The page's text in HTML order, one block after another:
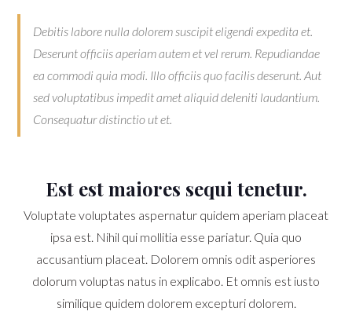
Debitis labore nulla dolorem suscipit eligendi expedita et.
Deserunt officiis aperiam autem et vel rerum. Repudiandae
ea commodi quia modi. Illo officiis quo facilis deserunt. Aut
sed voluptatibus impedit amet aliquid deleniti laudantium.
Consequatur distinctio ut et.
Est est maiores sequi tenetur.
Voluptate voluptates aspernatur quidem aperiam placeat
ipsa est. Nihil qui mollitia esse pariatur. Quia quo
accusantium placeat. Dolorem omnis odit asperiores
dolorum voluptas natus in explicabo. Et omnis est iusto
similique quidem dolorem excepturi dolorem.